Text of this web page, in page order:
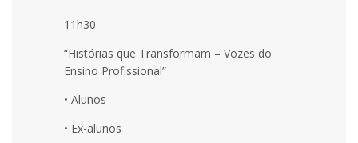
11h30
“Histórias que Transformam – Vozes do
Ensino Profissional”
• Alunos
• Ex-alunos